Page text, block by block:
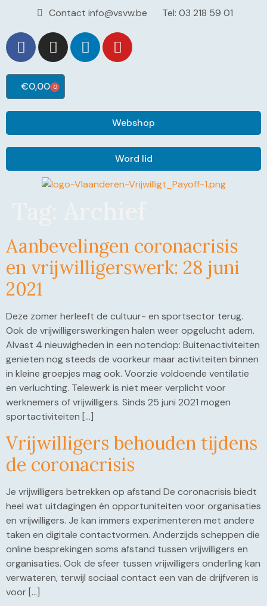
Contact info@vsvw.be Tel: 03 218 59 01
€0,00 0
Webshop
Word lid
Aanbevelingen coronacrisis
en vrijwilligerswerk: 28 juni
2021
Deze zomer herleeft de cultuur- en sportsector terug.
Ook de vrijwilligerswerkingen halen weer opgelucht adem.
Alvast 4 nieuwigheden in een notendop: Buitenactiviteiten
genieten nog steeds de voorkeur maar activiteiten binnen
in kleine groepjes mag ook. Voorzie voldoende ventilatie
en verluchting. Telewerk is niet meer verplicht voor
werknemers of vrijwilligers. Sinds 25 juni 2021 mogen
sportactiviteiten […]
Vrijwilligers behouden tijdens
de coronacrisis
Je vrijwilligers betrekken op afstand De coronacrisis biedt
heel wat uitdagingen én opportuniteiten voor organisaties
en vrijwilligers. Je kan immers experimenteren met andere
taken en digitale contactvormen. Anderzijds scheppen die
online besprekingen soms afstand tussen vrijwilligers en
organisaties. Ook de sfeer tussen vrijwilligers onderling kan
verwateren, terwijl sociaal contact een van de drijfveren is
voor […]